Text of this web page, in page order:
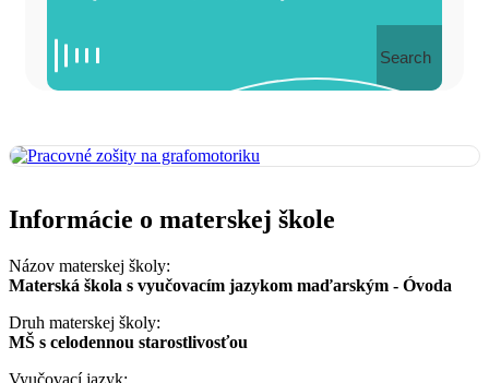
Search
Informácie o materskej škole
Názov materskej školy:
Materská škola s vyučovacím jazykom maďarským - Óvoda
Druh materskej školy:
MŠ s celodennou starostlivosťou
Vyučovací jazyk: